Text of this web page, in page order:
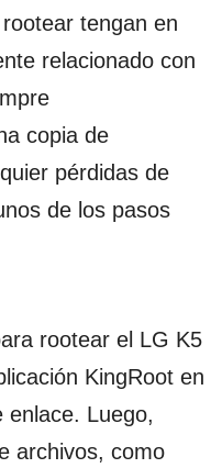
tengan en
relacionado con
copia de
pérdidas de
de los pasos
rootear el LG K5
KingRoot en
enlace. Luego,
archivos, como